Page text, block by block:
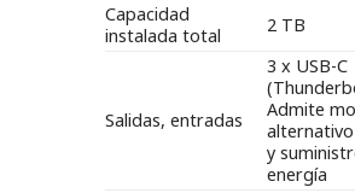
Capacidad
instalada total
2 TB
Salidas, entradas
3 x USB-C
Admite
y
energía